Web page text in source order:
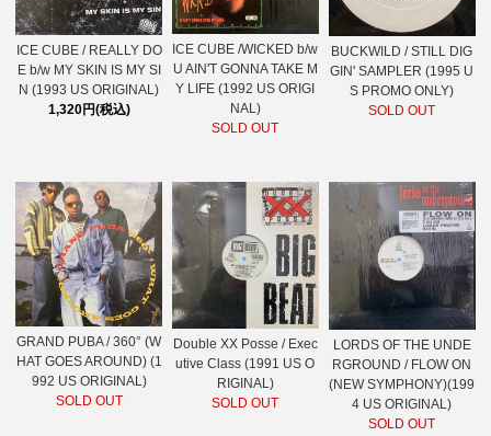
ICE CUBE / REALLY DO
E b/w MY SKIN IS MY SI
N (1993 US ORIGINAL)
1,320円(税込)
ICE CUBE /WICKED b/w
U AIN'T GONNA TAKE M
Y LIFE (1992 US ORIGI
NAL)
SOLD OUT
BUCKWILD / STILL DIG
GIN' SAMPLER (1995 U
S PROMO ONLY)
SOLD OUT
GRAND PUBA / 360° (W
HAT GOES AROUND) (1
992 US ORIGINAL)
SOLD OUT
Double XX Posse / Exec
utive Class (1991 US O
RIGINAL)
SOLD OUT
LORDS OF THE UNDE
RGROUND / FLOW ON
(NEW SYMPHONY)(199
4 US ORIGINAL)
SOLD OUT